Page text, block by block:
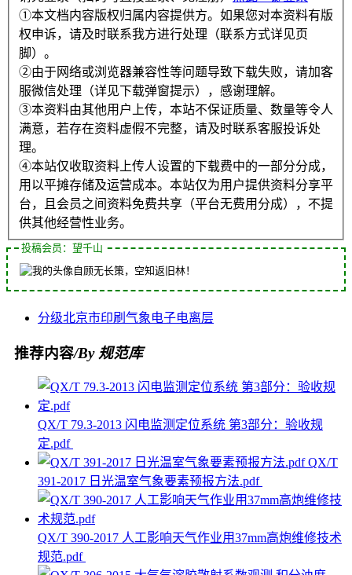
①本文档内容版权归属内容提供方。如果您对本资料有版
权申诉，请及时联系我方进行处理（联系方式详见页
脚）。
②由于网络或浏览器兼容性等问题导致下载失败，请加客
服微信处理（详见下载弹窗提示），感谢理解。
③本资料由其他用户上传，本站不保证质量、数量等令人
满意，若存在资料虚假不完整，请及时联系客服投诉处
理。
④本站仅收取资料上传人设置的下载费中的一部分分成，
用以平摊存储及运营成本。本站仅为用户提供资料分享平
台，且会员之间资料免费共享（平台无费用分成），不提
供其他经营性业务。
投稿会员：望千山
自顾无长策，空知返旧林！
分级北京市印刷 气象 电子电离层
推荐内容/By 规范库
QX/T 79.3-2013 闪电监测定位系统 第3部分：验收规
定.pdf
QX/T
391-2017 日光温室气象要素预报方法.pdf
QX/T 390-2017 人工影响天气作业用37mm高炮维修技术
规范.pdf